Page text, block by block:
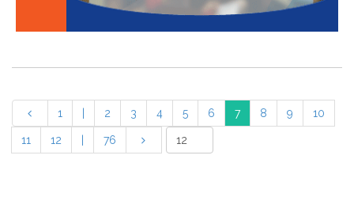
1 2 3 4 5 6 7 8 9 10
11 12 76